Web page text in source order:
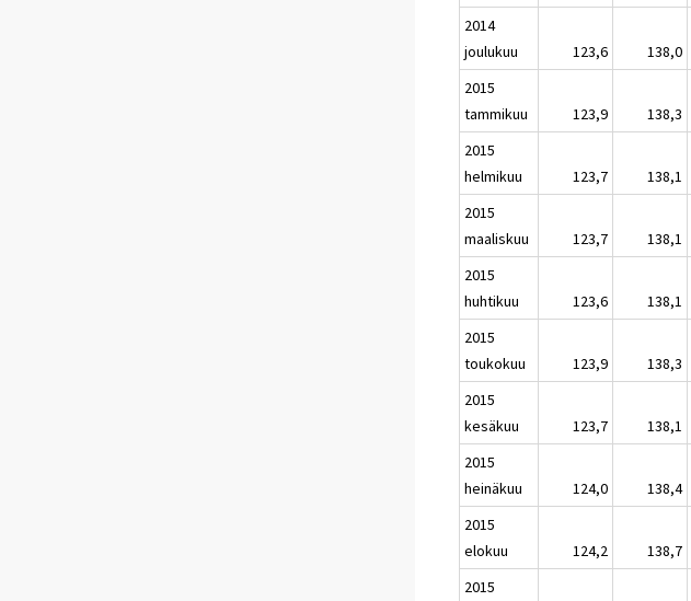
2014
joulukuu
123,6 138,0
2015
tammikuu
123,9 138,3
2015
helmikuu
123,7 138,1
2015
maaliskuu
123,7 138,1
2015
huhtikuu
123,6 138,1
2015
toukokuu
123,9 138,3
2015
kesäkuu
123,7 138,1
2015
heinäkuu
124,0 138,4
2015
elokuu
124,2 138,7
2015